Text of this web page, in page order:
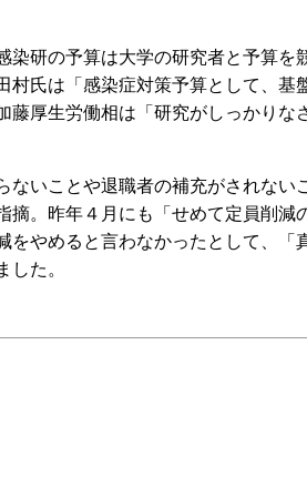
研の予算は大学の研究者と予算を
村氏は「感染症対策予算として、基
藤厚生労働相は「研究がしっかりな
いことや退職者の補充がされない
摘。昨年４月にも「せめて定員削減
をやめると言わなかったとして、「
た。